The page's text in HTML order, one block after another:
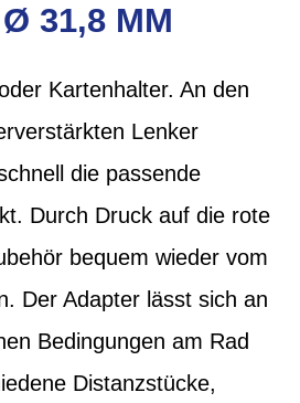
31,8 MM
Kartenhalter. An den
Lenker
die passende
Durch Druck auf die rote
bequem wieder vom
Der Adapter lässt sich an
Bedingungen am Rad
Distanzstücke,